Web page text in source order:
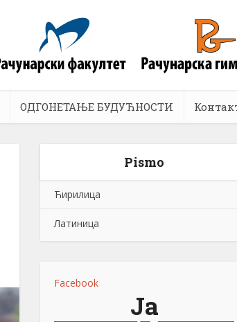
ОДГОНЕТАЊЕ БУДУЋНОСТИ
Pismo
Ћирилица
Латиница
Facebook
Ја